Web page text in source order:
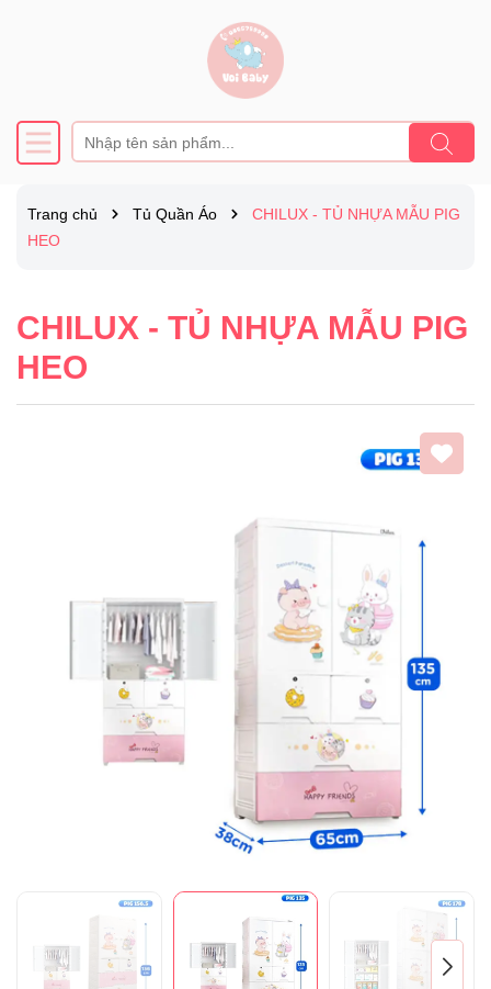
Trang chủ Tủ Quần Áo
CHILUX - TỦ NHỰA MẪU PIG
HEO
CHILUX - TỦ NHỰA MẪU PIG
HEO
Ngày hết hạn: